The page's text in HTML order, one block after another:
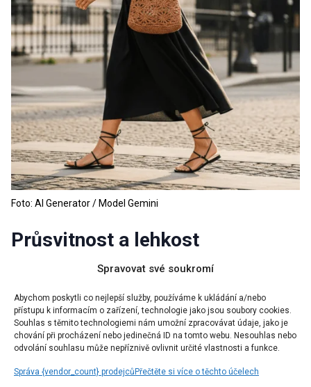
Spravovat své soukromí
Abychom poskytli co nejlepší služby, používáme k ukládání a/nebo
přístupu k informacím o zařízení, technologie jako jsou soubory cookies.
Souhlas s těmito technologiemi nám umožní zpracovávat údaje, jako je
chování při procházení nebo jedinečná ID na tomto webu. Nesouhlas nebo
odvolání souhlasu může nepříznivě ovlivnit určité vlastnosti a funkce.
Správa {vendor_count} prodejcůPřečtěte si více o těchto účelech
Foto: AI Generator / Model Gemini
Průsvitnost a lehkost
Průsvitné materiály jsou již nějakou dobu na
vzestupu a srpen je ideálním měsícem, kdy jim dát
šanci. Nebojte se je zakomponovat do svého
každodenního outfitu. Pokud se necítíte na zcela
odhalující vzhled, zkuste průsvitnou sukni navrstvit
na kratší šaty nebo tričko. Vytvoříte tak lehký a